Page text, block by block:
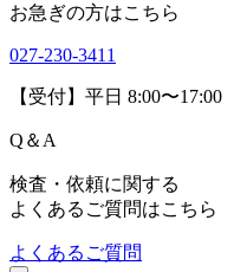
お急ぎの方はこちら
027-230-3411
【受付】平日 8:00〜17:00
Q ＆ A
検査・依頼に関する
よくあるご質問はこちら
よくあるご質問